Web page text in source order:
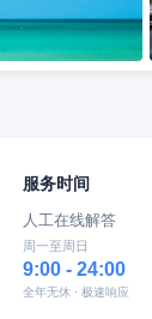
服务时间
人工在线解答
周一至周日
9:00 - 24:00
全年无休 · 极速响应